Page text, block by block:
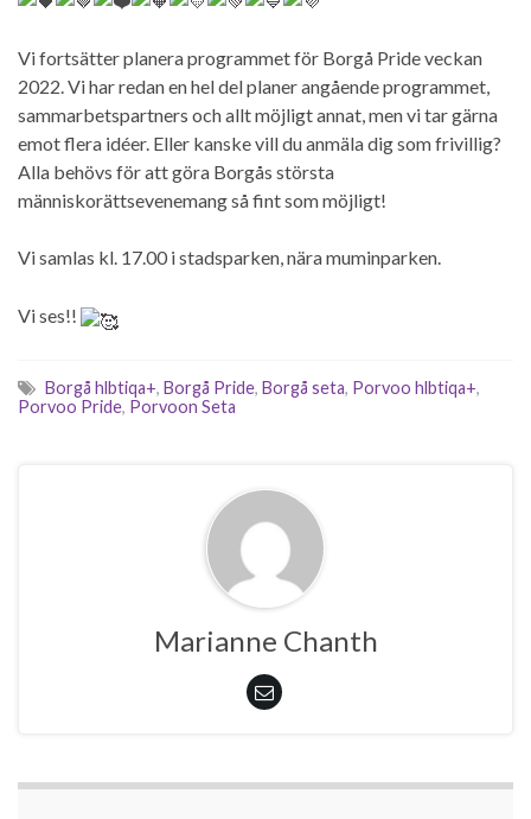
Vi fortsätter planera programmet för Borgå Pride veckan
2022. Vi har redan en hel del planer angående programmet,
sammarbetspartners och allt möjligt annat, men vi tar gärna
emot flera idéer. Eller kanske vill du anmäla dig som frivillig?
Alla behövs för att göra Borgås största
människorättsevenemang så fint som möjligt!
Vi samlas kl. 17.00 i stadsparken, nära muminparken.
Vi ses!!
Borgå hlbtiqa+, Borgå Pride, Borgå seta, Porvoo hlbtiqa+,
Porvoo Pride, Porvoon Seta
Marianne Chanth